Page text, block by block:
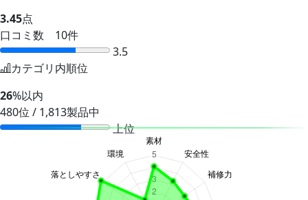
3.45点
口コミ数 10件
3.5
カテゴリ内順位
26%以内
480位 / 1,813製品中
上位